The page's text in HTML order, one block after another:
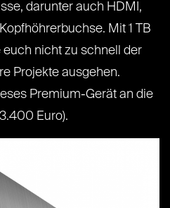
darunter auch HDMI,
Mit 1 TB
nicht zu schnell der
Projekte ausgehen.
Premium-Gerät an die
Euro).